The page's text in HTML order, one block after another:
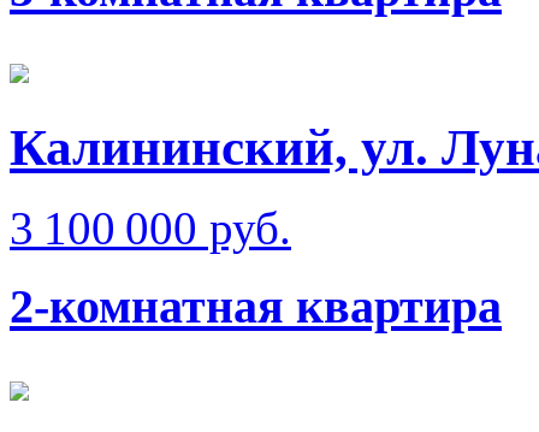
Калининский, ул.
3 100 000 руб.
2-комнатная квартира